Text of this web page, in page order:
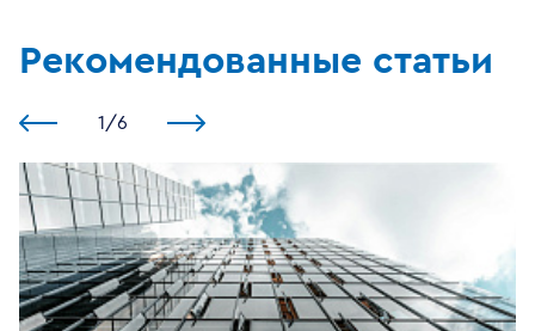
Рекомендованные статьи
1 /6